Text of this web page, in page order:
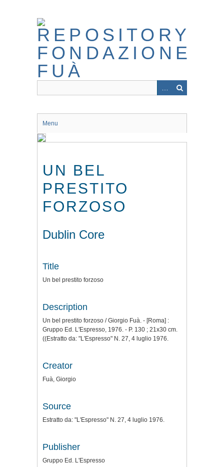
Menu
UN BEL
PRESTITO
FORZOSO
Dublin Core
Title
Un bel prestito forzoso
Description
Un bel prestito forzoso / Giorgio Fuà. - [Roma] :
Gruppo Ed. L'Espresso, 1976. - P. 130 ; 21x30 cm.
((Estratto da: "L'Espresso" N. 27, 4 luglio 1976.
Creator
Fuà, Giorgio
Source
Estratto da: "L'Espresso" N. 27, 4 luglio 1976.
Publisher
Gruppo Ed. L'Espresso